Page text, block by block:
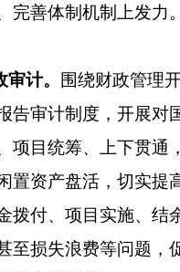
完善体制机制上发力
审计。
围绕财政管理
告审计制度，开展对
项目统筹、上下贯通
置资产盘活，切实
拨付、项目实施、结
至损失浪费等问题，